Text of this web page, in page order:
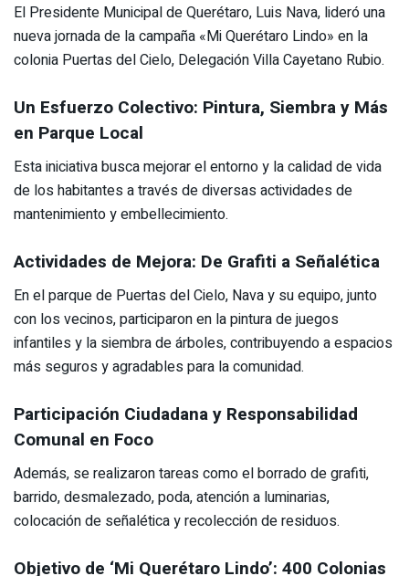
El Presidente Municipal de Querétaro, Luis Nava, lideró una
nueva jornada de la campaña «Mi Querétaro Lindo» en la
colonia Puertas del Cielo, Delegación Villa Cayetano Rubio.
Un Esfuerzo Colectivo: Pintura, Siembra y Más
en Parque Local
Esta iniciativa busca mejorar el entorno y la calidad de vida
de los habitantes a través de diversas actividades de
mantenimiento y embellecimiento.
Actividades de Mejora: De Grafiti a Señalética
En el parque de Puertas del Cielo, Nava y su equipo, junto
con los vecinos, participaron en la pintura de juegos
infantiles y la siembra de árboles, contribuyendo a espacios
más seguros y agradables para la comunidad.
Participación Ciudadana y Responsabilidad
Comunal en Foco
Además, se realizaron tareas como el borrado de grafiti,
barrido, desmalezado, poda, atención a luminarias,
colocación de señalética y recolección de residuos.
Objetivo de ‘Mi Querétaro Lindo’: 400 Colonias